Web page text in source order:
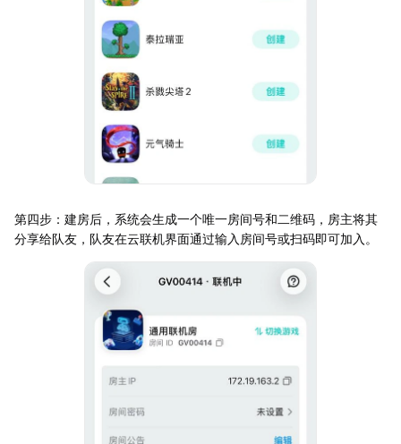
第四步：建房后，系统会生成一个唯一房间号和二维码，房主将其
分享给队友，队友在云联机界面通过输入房间号或扫码即可加入。